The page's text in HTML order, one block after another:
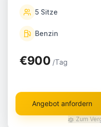
5 Sitze
Benzin
€900 /Tag
Angebot anfordern
Zum